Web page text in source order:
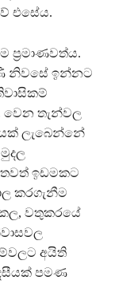
එසේය.
ප‍්‍රමාණවත්ය.
නිවසේ ඉන්නට
වෙන තැන්වල
ලැබෙන්නේ
ඉඩමකට
කරගැනීම
වතුකරයේ
අයිති
පමණ